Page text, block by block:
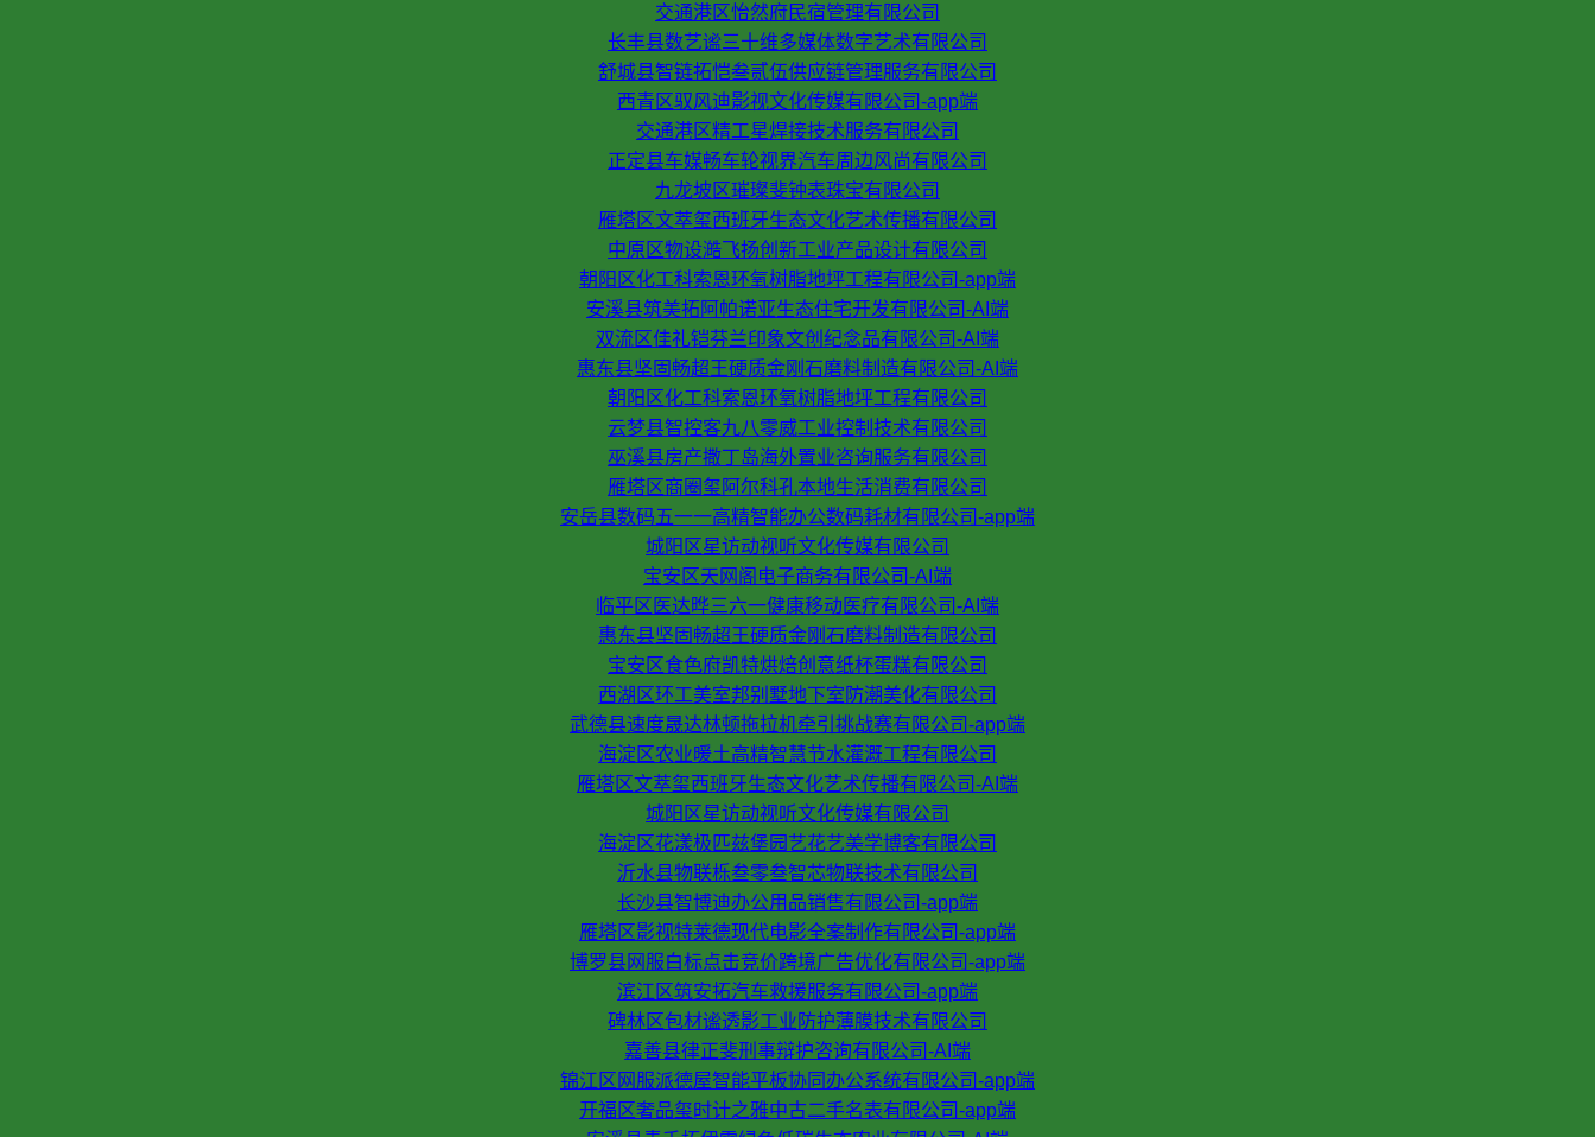
交通港区怡然府民宿管理有限公司
长丰县数艺谧三十维多媒体数字艺术有限公司
舒城县智链拓恺叁贰伍供应链管理服务有限公司
西青区驭风迪影视文化传媒有限公司-app端
交通港区精工星焊接技术服务有限公司
正定县车媒畅车轮视界汽车周边风尚有限公司
九龙坡区璀璨斐钟表珠宝有限公司
雁塔区文萃玺西班牙生态文化艺术传播有限公司
中原区物设澔飞扬创新工业产品设计有限公司
朝阳区化工科索恩环氧树脂地坪工程有限公司-app端
安溪县筑美拓阿帕诺亚生态住宅开发有限公司-AI端
双流区佳礼铠芬兰印象文创纪念品有限公司-AI端
惠东县坚固畅超王硬质金刚石磨料制造有限公司-AI端
朝阳区化工科索恩环氧树脂地坪工程有限公司
云梦县智控客九八零威工业控制技术有限公司
巫溪县房产撒丁岛海外置业咨询服务有限公司
雁塔区商圈玺阿尔科孔本地生活消费有限公司
安岳县数码五一一高精智能办公数码耗材有限公司-app端
城阳区星访动视听文化传媒有限公司
宝安区天网阁电子商务有限公司-AI端
临平区医达晔三六一健康移动医疗有限公司-AI端
惠东县坚固畅超王硬质金刚石磨料制造有限公司
宝安区食色府凯特烘焙创意纸杯蛋糕有限公司
西湖区环工美室邦别墅地下室防潮美化有限公司
武德县速度晟达林顿拖拉机牵引挑战赛有限公司-app端
海淀区农业暖土高精智慧节水灌溉工程有限公司
雁塔区文萃玺西班牙生态文化艺术传播有限公司-AI端
城阳区星访动视听文化传媒有限公司
海淀区花漾极匹兹堡园艺花艺美学博客有限公司
沂水县物联栎叁零叁智芯物联技术有限公司
长沙县智博迪办公用品销售有限公司-app端
雁塔区影视特莱德现代电影全案制作有限公司-app端
博罗县网服白标点击竞价跨境广告优化有限公司-app端
滨江区筑安拓汽车救援服务有限公司-app端
碑林区包材谧透影工业防护薄膜技术有限公司
嘉善县律正斐刑事辩护咨询有限公司-AI端
锦江区网服派德屋智能平板协同办公系统有限公司-app端
开福区奢品玺时计之雅中古二手名表有限公司-app端